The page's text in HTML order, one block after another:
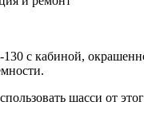
с кабиной,
шасси от